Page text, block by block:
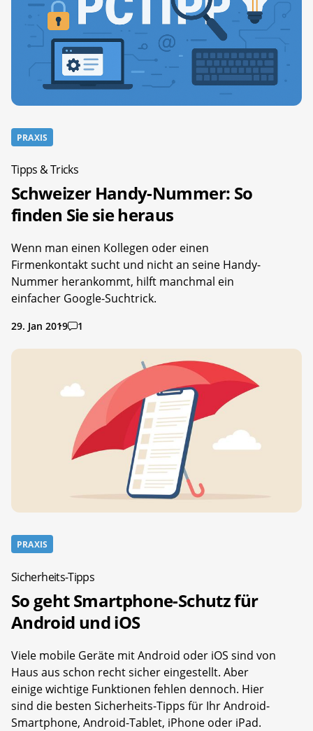
PRAXIS
Tipps & Tricks
Schweizer Handy-Nummer: So
finden Sie sie heraus
Wenn man einen Kollegen oder einen
Firmenkontakt sucht und nicht an seine Handy-
Nummer herankommt, hilft manchmal ein
einfacher Google-Suchtrick.
29. Jan 2019 1
PRAXIS
Sicherheits-Tipps
So geht Smartphone-Schutz für
Android und iOS
Viele mobile Geräte mit Android oder iOS sind von
Haus aus schon recht sicher eingestellt. Aber
einige wichtige Funktionen fehlen dennoch. Hier
sind die besten Sicherheits-Tipps für Ihr Android-
Smartphone, Android-Tablet, iPhone oder iPad.